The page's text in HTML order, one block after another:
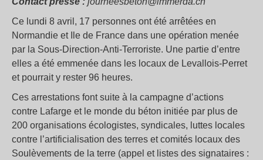
Ce lundi 8 avril, 17 personnes ont été arrêtées en
Normandie et Ile de France dans une opération menée
par la Sous-Direction-Anti-Terroriste. Une partie d’entre
elles a été emmenée dans les locaux de Levallois-Perret
et pourrait y rester 96 heures.
Ces arrestations font suite à la campagne d’actions
contre Lafarge et le monde du béton initiée par plus de
200 organisations écologistes, syndicales, luttes locales
contre l’artificialisation des terres et comités locaux des
Soulèvements de la terre (appel et listes des signataires :